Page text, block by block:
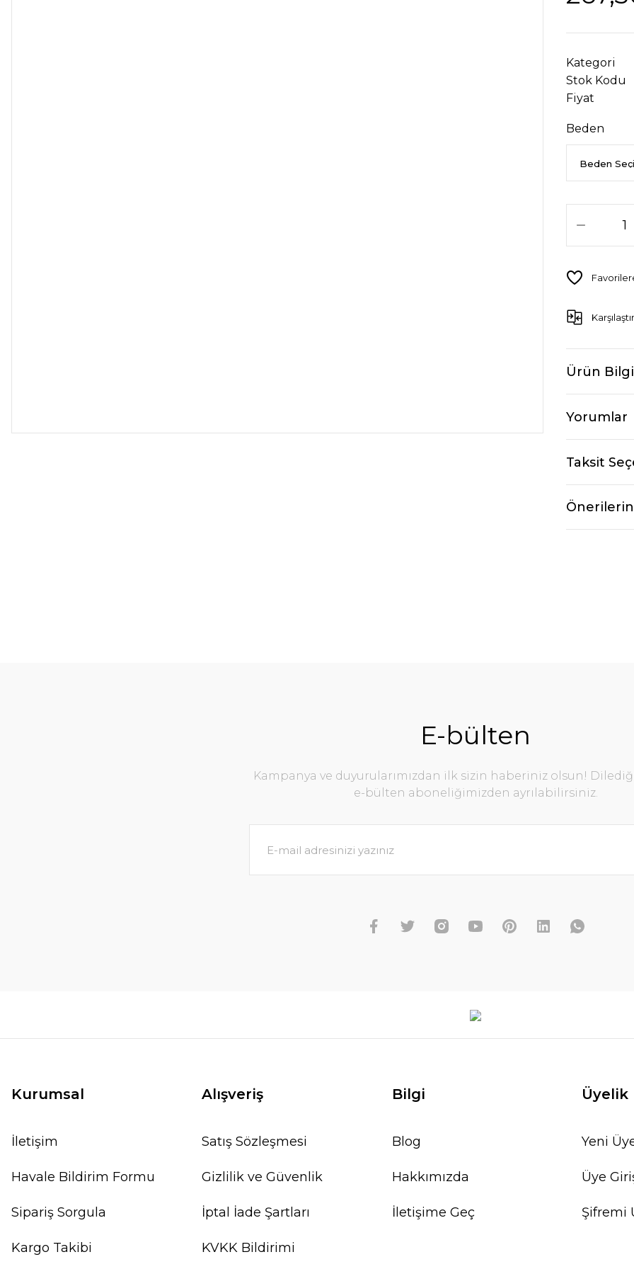
Kategori
Stok Kodu
Fiyat
Beden
Karşılaştır
Ürün
Yorumlar
Taksit
E-bülten
Kampanya ve duyurularımızdan ilk sizin haberiniz olsun!
e-bülten aboneliğimizden ayrılabilirsiniz.
Kurumsal
İletişim
Havale Bildirim Formu
Sipariş Sorgula
Kargo Takibi
Alışveriş
Satış Sözleşmesi
Gizlilik ve Güvenlik
İptal İade Şartları
KVKK Bildirimi
Bilgi
Blog
Hakkımızda
İletişime Geç
Üyelik
Yeni
Üye
Şifremi